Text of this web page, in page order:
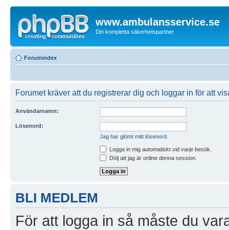
www.ambulansservice.se
Din kompletta säkerhetspartner
Forumindex
Forumet kräver att du registrerar dig och loggar in för att
Användarnamn:
Lösenord:
Jag har glömt mitt lösenord.
Logga in mig automatiskt vid varje besök.
Dölj att jag är online denna session.
BLI MEDLEM
För att logga in så måste du